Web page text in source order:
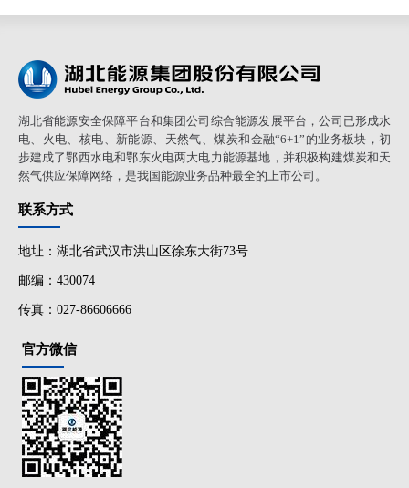
湖北省能源安全保障平台和集团公司综合能源发展平台，公司已形成水
电、火电、核电、新能源、天然气、煤炭和金融“6+1”的业务板块，初
步建成了鄂西水电和鄂东火电两大电力能源基地，并积极构建煤炭和天
然气供应保障网络，是我国能源业务品种最全的上市公司。
联系方式
地址：湖北省武汉市洪山区徐东大街73号
邮编：430074
传真：027-86606666
官方微信